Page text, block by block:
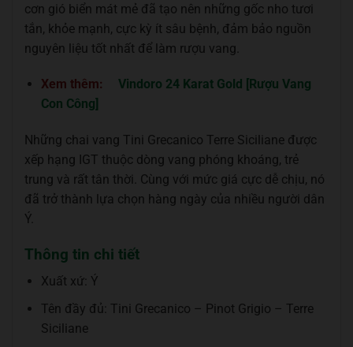
cơn gió biển mát mẻ đã tạo nên những gốc nho tươi
tắn, khỏe mạnh, cực kỳ ít sâu bệnh, đảm bảo nguồn
nguyên liệu tốt nhất để làm rượu vang.
Xem thêm:
Vindoro 24 Karat Gold [Rượu Vang
Con Công]
Những chai vang Tini Grecanico Terre Siciliane được
xếp hạng IGT thuộc dòng vang phóng khoáng, trẻ
trung và rất tân thời. Cùng với mức giá cực dễ chịu, nó
đã trở thành lựa chọn hàng ngày của nhiều người dân
Ý.
Thông tin chi tiết
Xuất xứ: Ý
Tên đầy đủ: Tini Grecanico – Pinot Grigio – Terre
Siciliane